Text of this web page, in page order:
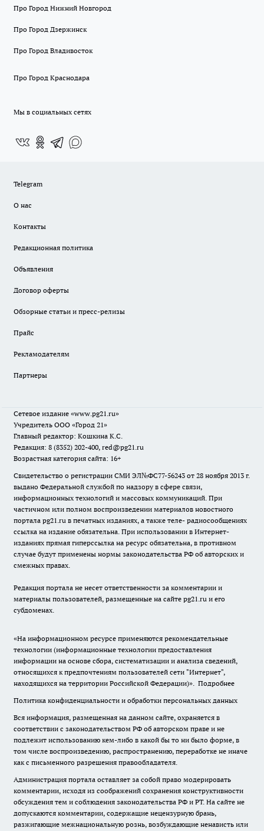
Про Город Нижний Новгород
Про Город Дзержинск
Про Город Владивосток
Про Город Краснодара
Мы в социальных сетях
Telegram
О нас
Контакты
Редакционная политика
Объявления
Договор оферты
Обзорные статьи и пресс-релизы
Прайс
Рекламодателям
Партнеры
Сетевое издание «www.pg21.ru»
Учредитель ООО «Город 21»
Главный редактор: Кошкина К.С.
Редакция: 8 (8352) 202-400, red@pg21.ru
Возрастная категория сайта: 16+
Свидетельство о регистрации СМИ ЭЛ№ФС77-56243 от 28 ноября 2013 г.
выдано Федеральной службой по надзору в сфере связи,
информационных технологий и массовых коммуникаций. При
частичном или полном воспроизведении материалов новостного
портала pg21.ru в печатных изданиях, а также теле- радиосообщениях
ссылка на издание обязательна. При использовании в Интернет-
изданиях прямая гиперссылка на ресурс обязательна, в противном
случае будут применены нормы законодательства РФ об авторских и
смежных правах.
Редакция портала не несет ответственности за комментарии и
материалы пользователей, размещенные на сайте pg21.ru и его
субдоменах.
«На информационном ресурсе применяются рекомендательные
технологии (информационные технологии предоставления
информации на основе сбора, систематизации и анализа сведений,
относящихся к предпочтениям пользователей сети "Интернет",
находящихся на территории Российской Федерации)». Подробнее
Политика конфиденциальности и обработки персональных данных
Вся информация, размещенная на данном сайте, охраняется в
соответствии с законодательством РФ об авторском праве и не
подлежит использованию кем-либо в какой бы то ни было форме, в
том числе воспроизведению, распространению, переработке не иначе
как с письменного разрешения правообладателя.
Администрация портала оставляет за собой право модерировать
комментарии, исходя из соображений сохранения конструктивности
обсуждения тем и соблюдения законодательства РФ и РТ. На сайте не
допускаются комментарии, содержащие нецензурную брань,
разжигающие межнациональную рознь, возбуждающие ненависть или